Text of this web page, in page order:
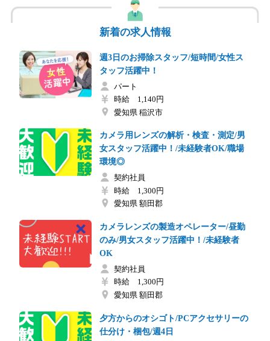
新着の求人情報
週3日のお掃除スタッフ/短時間/女性ス
タッフ活躍中！
パート
時給 1,140円
愛知県 稲沢市
カメラ用レンズの解析・検査・測定/男
女スタッフ活躍中！/未経験者OK/職場
環境◎
契約社員
時給 1,300円
愛知県 額田郡
カメラレンズの製造オペレーター/昼勤
のみ/男女スタッフ活躍中！/未経験者
OK
契約社員
時給 1,300円
愛知県 額田郡
夕方からのオシゴト/PCアクセサリーの
仕分け・梱包/週4日